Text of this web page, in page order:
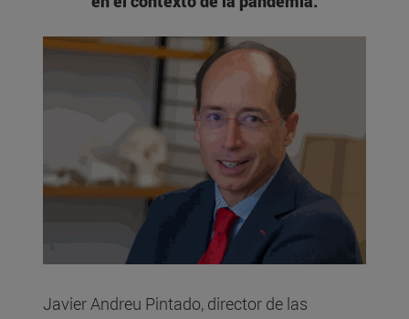
Javier Andreu Pintado, director de las